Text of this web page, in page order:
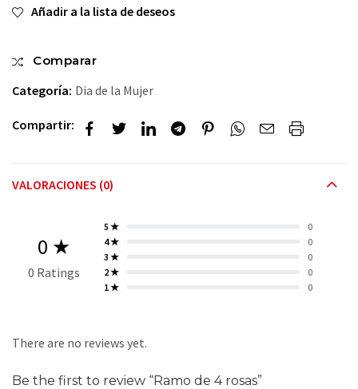
Añadir a la lista de deseos
Comparar
Categoría: Dia de la Mujer
Compartir:
VALORACIONES (0)
0 ★
0 Ratings
5 ★
0
4 ★
0
3 ★
0
2 ★
0
1 ★
0
There are no reviews yet.
Be the first to review “Ramo de 4 rosas”